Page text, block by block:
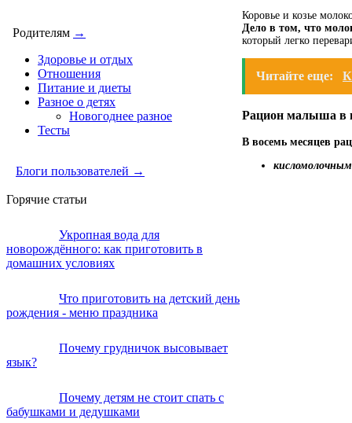
Родителям →
Здоровье и отдых
Отношения
Питание и диеты
Разное о детях
Новогоднее разное
Тесты
Блоги пользователей →
Горячие статьи
Укропная вода для
новорождённого: как приготовить в
домашних условиях
Что приготовить на детский день
рождения - меню праздника
Почему грудничок высовывает
язык?
Почему детям не стоит спать с
бабушками и дедушками
Коровье и козье
Дело в том, что
который легко
Читайте еще:
Рацион малыша в
В восемь месяцев